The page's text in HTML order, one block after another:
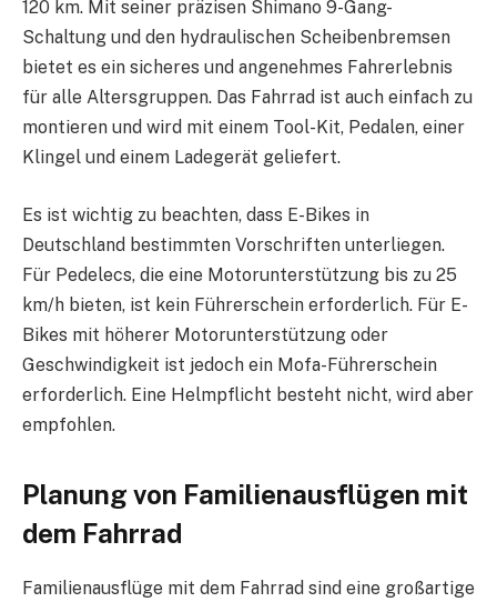
120 km. Mit seiner präzisen Shimano 9-Gang-
Schaltung und den hydraulischen Scheibenbremsen
bietet es ein sicheres und angenehmes Fahrerlebnis
für alle Altersgruppen. Das Fahrrad ist auch einfach zu
montieren und wird mit einem Tool-Kit, Pedalen, einer
Klingel und einem Ladegerät geliefert.
Es ist wichtig zu beachten, dass E-Bikes in
Deutschland bestimmten Vorschriften unterliegen.
Für Pedelecs, die eine Motorunterstützung bis zu 25
km/h bieten, ist kein Führerschein erforderlich. Für E-
Bikes mit höherer Motorunterstützung oder
Geschwindigkeit ist jedoch ein Mofa-Führerschein
erforderlich. Eine Helmpflicht besteht nicht, wird aber
empfohlen.
Planung von Familienausflügen mit
dem Fahrrad
Familienausflüge mit dem Fahrrad sind eine großartige